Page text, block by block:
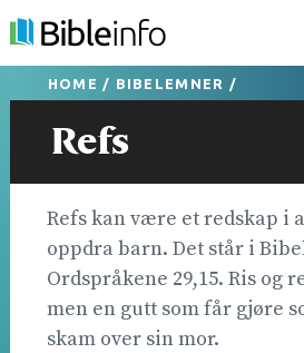
HOME / BIBELEMNER /
Refs
Refs kan være et redskap i
oppdra barn. Det står i
Ordspråkene 29,15. Ris og
men en gutt som får gjøre
skam over sin mor.